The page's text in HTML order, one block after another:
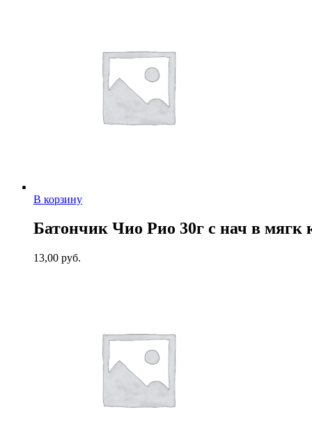
В корзину
Батончик Чио Рио 30г с нач в мягк
13,00 руб.